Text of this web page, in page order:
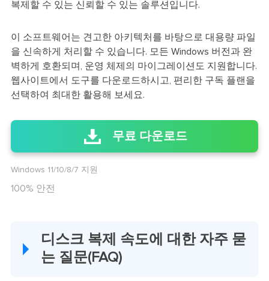
복제할 수 있는 신뢰할 수 있는 솔루션입니다.
이 소프트웨어는 견고한 아키텍처를 바탕으로 대용량 파일
을 신속하게 처리할 수 있습니다. 모든 Windows 버전과 완
벽하게 호환되며, 운영 체제의 마이그레이션도 지원합니다.
웹사이트에서 도구를 다운로드하시고, 편리한 구독 플랜을
선택하여 최대한 활용해 보세요.
무료 다운로드
Windows 11/10/8/7 지원
100% 안전
디스크 복제 속도에 대한 자주 묻
는 질문(FAQ)